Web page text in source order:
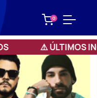
0
⚠️ ÚLTIMOS